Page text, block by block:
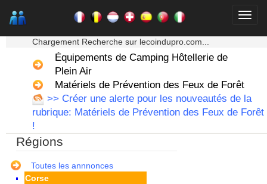
Chargement Recherche sur lecoindupro.com...
Équipements de Camping Hôtellerie de
Plein Air
Matériels de Prévention des Feux de Forêt
>> Créer une alerte pour les nouveautés de la
rubrique: Matériels de Prévention des Feux de Forêt
!
Régions
Toutes les annnonces
Alsace
Aquitaine
Auvergne
Basse Normandie
Bourgogne
Bretagne
Centre
Champagne Ardenne
Corse